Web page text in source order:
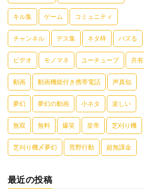
キル集 ゲーム コミュニティ
チャンネル デス集 ネタ枠 バズる
ビデオ モノマネ ユーチューブ 共有
動画 動画機能付き携帯電話 声真似
夢幻 夢幻の動画 小ネタ 楽しい
無双 無料 爆笑 皇帝 芝刈り機
芝刈り機〆夢幻 荒野行動 超無課金
最近の投稿